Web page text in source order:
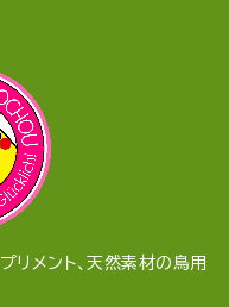
リメント、天然素材の鳥用